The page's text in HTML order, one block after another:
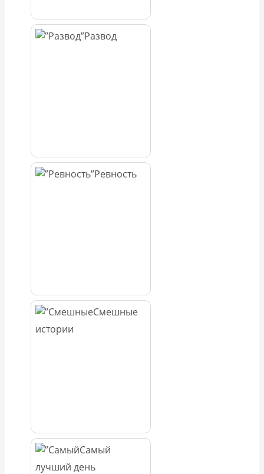
Развод
Ревность
Смешные
истории
Самый
лучший день